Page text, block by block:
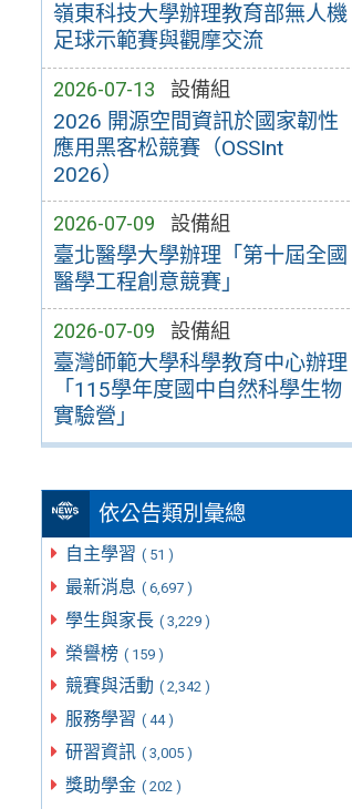
嶺東科技大學辦理教育部無人機
足球示範賽與觀摩交流
2026-07-13 設備組
2026 開源空間資訊於國家韌性
應用黑客松競賽（OSSInt
2026）
2026-07-09 設備組
臺北醫學大學辦理「第十屆全國
醫學工程創意競賽」
2026-07-09 設備組
臺灣師範大學科學教育中心辦理
「115學年度國中自然科學生物
實驗營」
依公告類別彙總
自主學習 ( 51 )
最新消息 ( 6,697 )
學生與家長 ( 3,229 )
榮譽榜 ( 159 )
競賽與活動 ( 2,342 )
服務學習 ( 44 )
研習資訊 ( 3,005 )
獎助學金 ( 202 )